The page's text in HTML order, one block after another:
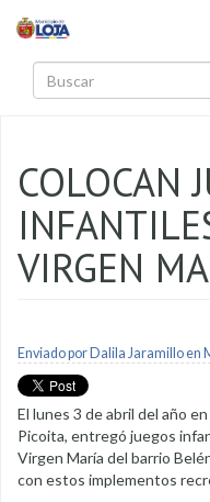
COLOCAN
VIRGEN
Enviado por Dalila Jaramilloen
El lunes 3 de abril del año
Picoita, entregó juegos
Virgen María del barrio
con estos implementos